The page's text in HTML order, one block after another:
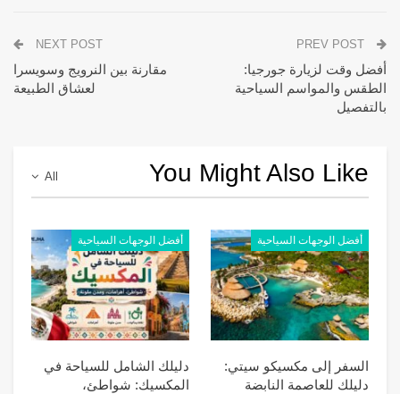
أفضل وقت لزيارة جورجيا:
الطقس والمواسم السياحية
بالتفصيل
NEXT POST
مقارنة بين النرويج وسويسرا
لعشاق الطبيعة
All You Might Also Like
أفضل الوجهات السياحية
السفر إلى مكسيكو سيتي:
دليلك للعاصمة النابضة
أفضل الوجهات السياحية
دليلك الشامل للسياحة في
المكسيك: شواطئ،